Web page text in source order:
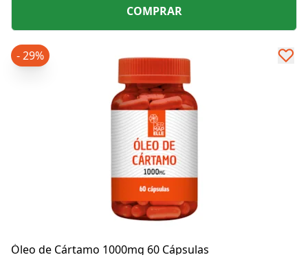
COMPRAR
Óleo de Cártamo 1000mg 60 Cápsulas
- 29%